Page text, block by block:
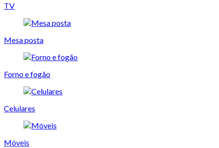
TV
Mesa posta
Forno e fogão
Celulares
Móveis